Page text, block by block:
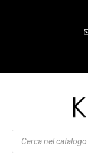
Products
search